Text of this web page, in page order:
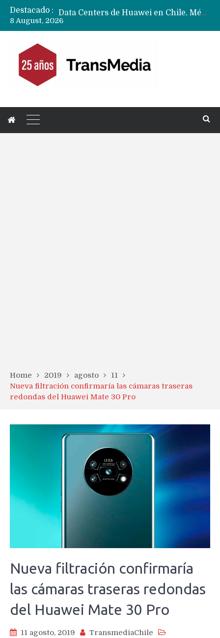
Destacado :
8 August, 2026
Home 2019 agosto
11
Nueva filtración confirmaría las cámaras traseras
redondas del Huawei Mate 30 Pro
Nueva filtración confirmaría
las cámaras traseras redondas
del Huawei Mate 30 Pro
11 agosto, 2019
TransmediaChile